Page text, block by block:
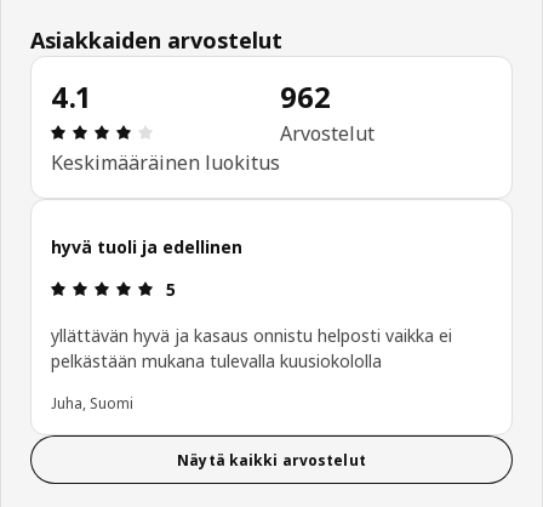
Asiakkaiden arvostelut
4.1
: 4.1 / 5 tähteä. Arvostelut yhteensä: 962
Keskimääräinen luokitus
962
Arvostelut
hyvä tuoli ja edellinen
: 5 / 5 tähteä.
5
yllättävän hyvä ja kasaus onnistu helposti vaikka ei
pelkästään mukana tulevalla kuusiokololla
Juha, Suomi
Näytä kaikki arvostelut